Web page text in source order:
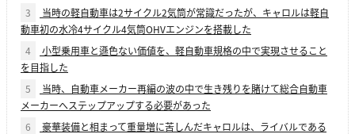
3
当時の軽自動車は2サイクル2気筒が常識だったが、キャロルは軽自
動車初の水冷4サイクル4気筒OHVエンジンを搭載した
4
小型乗用車と遜色ない価値を、軽自動車規格の中で実現させること
を目指した
5
当時、自動車メーカー再編の波の中で生き残りを賭けて総合自動車
メーカーへステップアップする必要があった
6
豪華装備と相まって重量増に苦しんだキャロルは、ライバルである